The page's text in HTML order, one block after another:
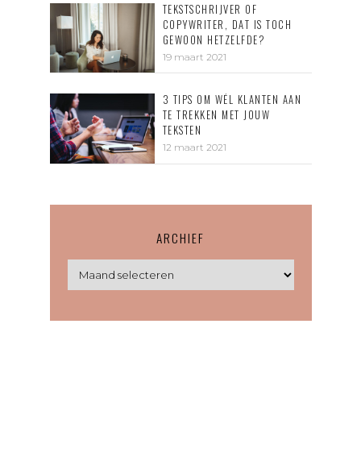
TEKSTSCHRIJVER OF
COPYWRITER, DAT IS TOCH
GEWOON HETZELFDE?
19 maart 2021
3 TIPS OM WÉL KLANTEN AAN
TE TREKKEN MET JOUW
TEKSTEN
12 maart 2021
ARCHIEF